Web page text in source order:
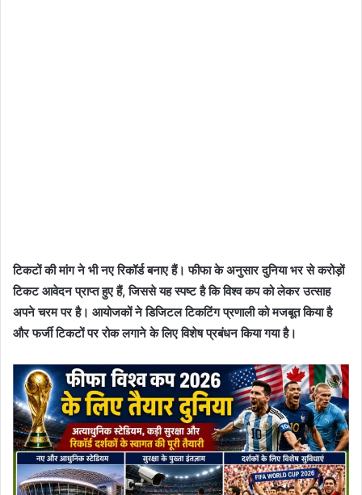
टिकटों की मांग ने भी नए रिकॉर्ड बनाए हैं। फीफा के अनुसार दुनिया भर से करोड़ों
टिकट आवेदन प्राप्त हुए हैं, जिससे यह स्पष्ट है कि विश्व कप को लेकर उत्साह
अपने चरम पर है। आयोजकों ने डिजिटल टिकटिंग प्रणाली को मजबूत किया है
और फर्जी टिकटों पर रोक लगाने के लिए विशेष प्रबंधन किया गया है।